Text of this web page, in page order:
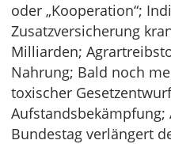
oder „Kooperation“;
Zusatzversicherung
Milliarden;
Nahrung; Bald noch
toxischer
Bundestag verlängert